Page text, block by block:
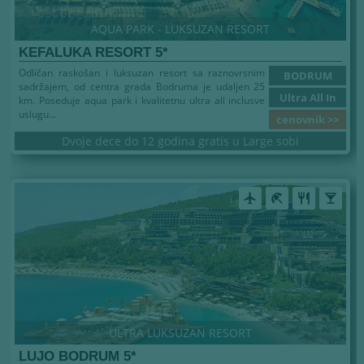
AQUA PARK - LUKSUZAN RESORT
KEFALUKA RESORT 5*
BODRUM
Ultra All In
cenovnik >>
Odličan raskošan i luksuzan resort sa raznovrsnim
sadržajem, od centra grada Bodruma je udaljen 25
km. Poseduje aqua park i kvalitetnu ultra all inclusve
uslugu...
Dvoje dece do 12 godina gratis u Large sobi
airplanemode_active beach_access restaurant local_bar
ULTRA LUKSUZAN RESORT
LUJO BODRUM 5*